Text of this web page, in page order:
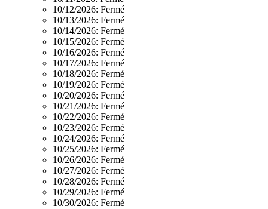
10/12/2026: Fermé
10/13/2026: Fermé
10/14/2026: Fermé
10/15/2026: Fermé
10/16/2026: Fermé
10/17/2026: Fermé
10/18/2026: Fermé
10/19/2026: Fermé
10/20/2026: Fermé
10/21/2026: Fermé
10/22/2026: Fermé
10/23/2026: Fermé
10/24/2026: Fermé
10/25/2026: Fermé
10/26/2026: Fermé
10/27/2026: Fermé
10/28/2026: Fermé
10/29/2026: Fermé
10/30/2026: Fermé